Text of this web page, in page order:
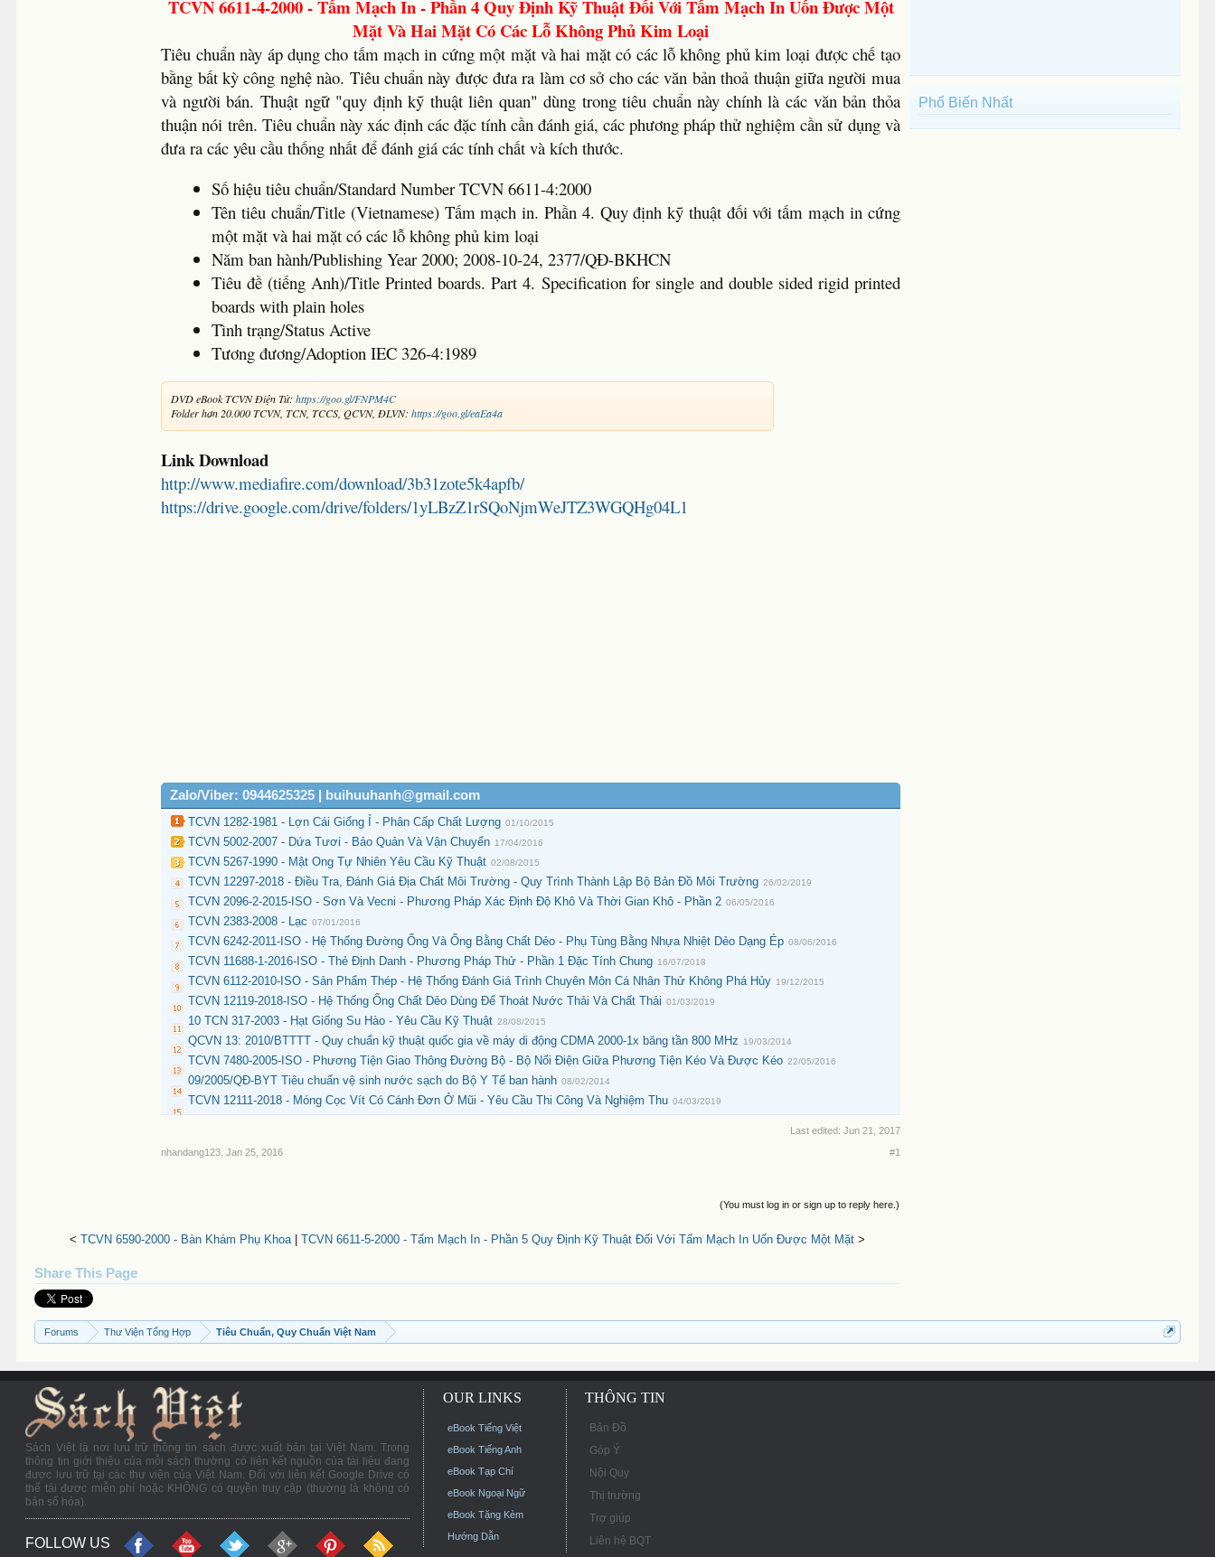
TCVN 6611-4-2000 - Tấm Mạch In - Phần 4 Quy Định Kỹ Thuật Đối Với Tấm Mạch In Uốn Được Một
Mặt Và Hai Mặt Có Các Lỗ Không Phủ Kim Loại
Tiêu chuẩn này áp dụng cho tấm mạch in cứng một mặt và hai mặt có các lỗ không phủ kim loại được chế tạo
bằng bất kỳ công nghệ nào. Tiêu chuẩn này được đưa ra làm cơ sở cho các văn bản thoả thuận giữa người mua
và người bán. Thuật ngữ "quy định kỹ thuật liên quan" dùng trong tiêu chuẩn này chính là các văn bản thỏa
thuận nói trên. Tiêu chuẩn này xác định các đặc tính cần đánh giá, các phương pháp thử nghiệm cần sử dụng và
đưa ra các yêu cầu thống nhất để đánh giá các tính chất và kích thước.
Số hiệu tiêu chuẩn/Standard Number TCVN 6611-4:2000
Tên tiêu chuẩn/Title (Vietnamese) Tấm mạch in. Phần 4. Quy định kỹ thuật đối với tấm mạch in cứng
một mặt và hai mặt có các lỗ không phủ kim loại
Năm ban hành/Publishing Year 2000; 2008-10-24, 2377/QĐ-BKHCN
Tiêu đề (tiếng Anh)/Title Printed boards. Part 4. Specification for single and double sided rigid printed
boards with plain holes
Tình trạng/Status Active
Tương đương/Adoption IEC 326-4:1989
DVD eBook TCVN Điện Tử:https://goo.gl/FNPM4C
Folder hơn 20.000 TCVN, TCN, TCCS, QCVN, ĐLVN:https://goo.gl/eaEa4a
Link Download
http://www.mediafire.com/download/3b31zote5k4apfb/
https://drive.google.com/drive/folders/1yLBzZ1rSQoNjmWeJTZ3WGQHg04L1
Zalo/Viber: 0944625325 | buihuuhanh@gmail.com
TCVN 1282-1981 - Lợn Cái Giống Ỉ - Phân Cấp Chất Lượng 01/10/2015
TCVN 5002-2007 - Dứa Tươi - Bảo Quản Và Vận Chuyển 17/04/2016
TCVN 5267-1990 - Mật Ong Tự Nhiên Yêu Cầu Kỹ Thuật 02/08/2015
TCVN 12297-2018 - Điều Tra, Đánh Giá Địa Chất Môi Trường - Quy Trình Thành Lập Bộ Bản Đồ Môi Trường 26/02/2019
TCVN 2096-2-2015-ISO - Sơn Và Vecni - Phương Pháp Xác Định Độ Khô Và Thời Gian Khô - Phần 2 06/05/2016
TCVN 2383-2008 - Lạc 07/01/2016
TCVN 6242-2011-ISO - Hệ Thống Đường Ống Và Ống Bằng Chất Dẻo - Phụ Tùng Bằng Nhựa Nhiệt Dẻo Dạng Ép 08/06/2016
TCVN 11688-1-2016-ISO - Thẻ Định Danh - Phương Pháp Thử - Phần 1 Đặc Tính Chung 16/07/2018
TCVN 6112-2010-ISO - Sản Phẩm Thép - Hệ Thống Đánh Giá Trình Chuyên Môn Cá Nhân Thử Không Phá Hủy 19/12/2015
TCVN 12119-2018-ISO - Hệ Thống Ống Chất Dẻo Dùng Để Thoát Nước Thải Và Chất Thải 01/03/2019
10 TCN 317-2003 - Hạt Giống Su Hào - Yêu Cầu Kỹ Thuật 28/08/2015
QCVN 13: 2010/BTTTT - Quy chuẩn kỹ thuật quốc gia về máy di động CDMA 2000-1x băng tần 800 MHz 19/03/2014
TCVN 7480-2005-ISO - Phương Tiện Giao Thông Đường Bộ - Bộ Nối Điện Giữa Phương Tiện Kéo Và Được Kéo 22/05/2016
09/2005/QĐ-BYT Tiêu chuẩn vệ sinh nước sạch do Bộ Y Tế ban hành 08/02/2014
TCVN 12111-2018 - Móng Cọc Vít Có Cánh Đơn Ở Mũi - Yêu Cầu Thi Công Và Nghiệm Thu 04/03/2019
Last edited: Jun 21, 2017
nhandang123 Jan 25, 2016 #1
(You must log in or sign up to reply here.)
< TCVN 6590-2000 - Bàn Khám Phụ Khoa TCVN 6611-5-2000 - Tấm Mạch In - Phần 5 Quy Định Kỹ Thuật Đối Với Tấm Mạch In Uốn Được Một Mặt >
Share This Page
Phổ Biến Nhất
Forums Thư Viện Tổng Hợp Tiêu Chuẩn, Quy Chuẩn Việt Nam
Sách Việt là nơi lưu trữ thông tin sách được xuất bản tại Việt Nam. Trong
thông tin giới thiệu của mỗi sách thường có liên kết nguồn của tài liệu đang
được lưu trữ tại các thư viện của Việt Nam. Đối với liên kết Google Drive có
thể tải được miễn phí hoặc KHÔNG có quyền truy cập (thường là không có
bản số hóa).
FOLLOW US
OUR LINKS
eBook Tiếng Việt
eBook Tiếng Anh
eBook Tạp Chí
eBook Ngoại Ngữ
eBook Tặng Kèm
Hướng Dẫn
THÔNG TIN
Bản Đồ
Góp Ý
Nội Quy
Thị trường
Trợ giúp
Liên hệ BQT